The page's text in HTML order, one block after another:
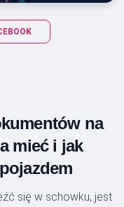
na
mieć i jak
się w schowku, jest